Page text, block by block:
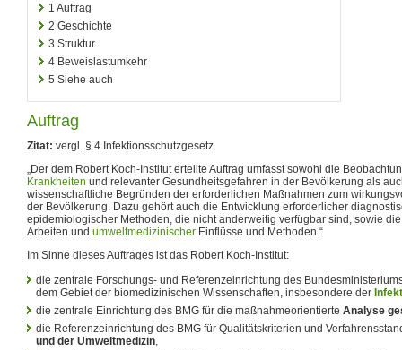
1 Auftrag
2 Geschichte
3 Struktur
4 Beweislastumkehr
5 Siehe auch
Auftrag
Zitat: vergl. § 4 Infektionsschutzgesetz
„Der dem Robert Koch-Institut erteilte Auftrag umfasst sowohl die
Krankheiten und relevanter Gesundheitsgefahren in der Bevölkerung als
wissenschaftliche Begründen der erforderlichen Maßnahmen zum
der Bevölkerung. Dazu gehört auch die Entwicklung erforderlicher
epidemiologischer Methoden, die nicht anderweitig verfügbar sind, sowie
Arbeiten und umweltmedizinischer Einflüsse und Methoden.“
Im Sinne dieses Auftrages ist das Robert Koch-Institut:
die zentrale Forschungs- und Referenzeinrichtung des
dem Gebiet der biomedizinischen Wissenschaften, insbesondere der
die zentrale Einrichtung des BMG für die maßnahmeorientierte Analyse
die Referenzeinrichtung des BMG für Qualitätskriterien und
und der Umweltmedizin,